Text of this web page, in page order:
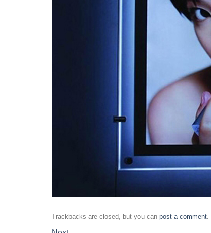
Trackbacks are closed, but you can post a comment.